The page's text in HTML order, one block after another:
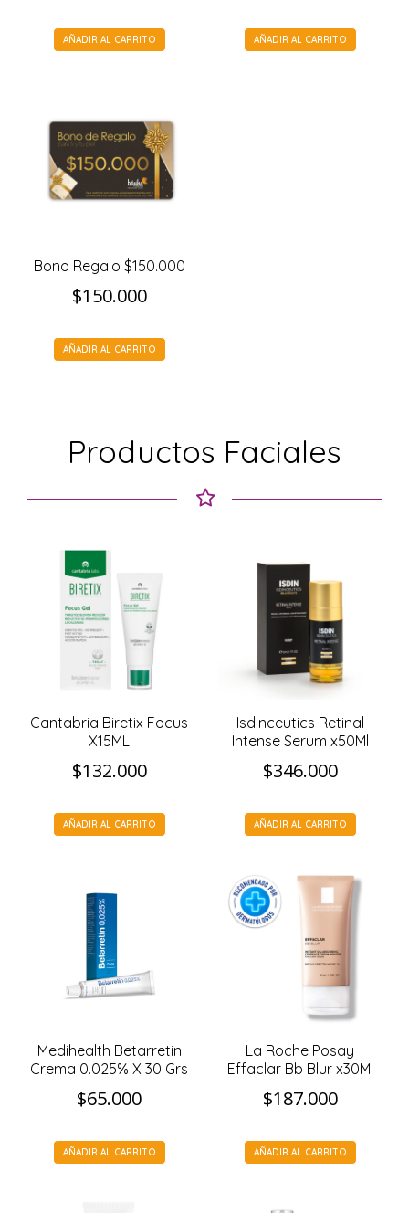
AÑADIR AL CARRITO AÑADIR AL CARRITO
Bono Regalo $150.000
$150.000
AÑADIR AL CARRITO
Productos Faciales
Cantabria Biretix Focus
X15ML
$132.000
AÑADIR AL CARRITO
Isdinceutics Retinal
Intense Serum x50Ml
$346.000
AÑADIR AL CARRITO
Medihealth Betarretin
Crema 0.025% X 30 Grs
$65.000
AÑADIR AL CARRITO
La Roche Posay
Effaclar Bb Blur x30Ml
$187.000
AÑADIR AL CARRITO